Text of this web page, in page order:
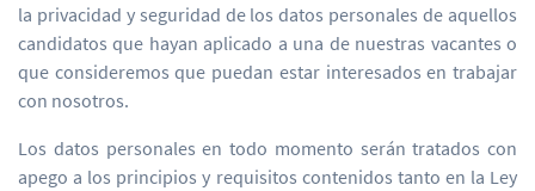
la privacidad y seguridad de los datos personales de aquellos
candidatos que hayan aplicado a una de nuestras vacantes o
que consideremos que puedan estar interesados en trabajar
con nosotros.
Los datos personales en todo momento serán tratados con
apego a los principios y requisitos contenidos tanto en la Ley